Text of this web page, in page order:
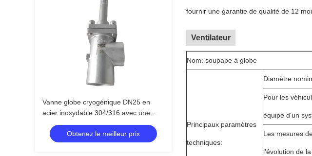
Vanne globe cryogénique DN25 en
acier inoxydable 304/316 avec une
pression maximale de 5,0 MPa et une
plage de température de -196 °C à +80
Obtenez le meilleur prix
fournir une garantie de qualité de 12
Ventilateur
Nom: soupape à globe
Principaux paramètres
techniques:
Diamètre
Pour les
équipé d'un
Les mesures
l'évolution de